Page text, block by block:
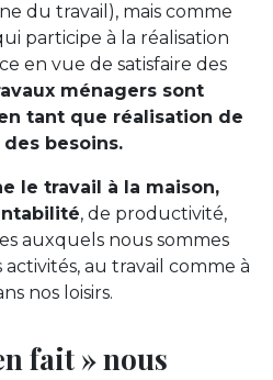
du travail), mais comme
participe à la réalisation
en vue de satisfaire des
ménagers sont
tant que réalisation de
besoins.
le travail à la maison,
, de productivité,
auxquels nous sommes
au travail comme à
nos loisirs.
fait » nous